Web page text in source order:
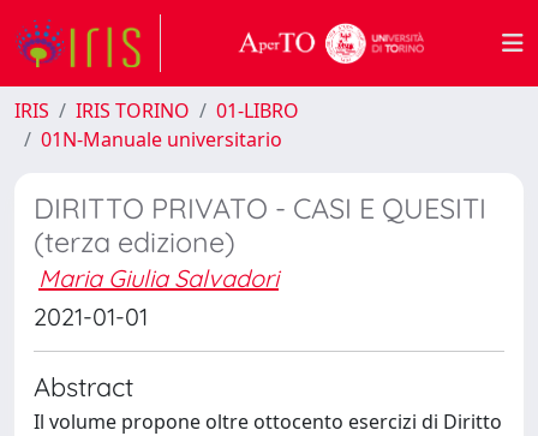
IRIS IRIS TORINO
01-LIBRO
01N-Manuale universitario
DIRITTO PRIVATO - CASI E QUESITI
(terza edizione)
Maria Giulia Salvadori
2021-01-01
Abstract
Il volume propone oltre ottocento esercizi di Diritto